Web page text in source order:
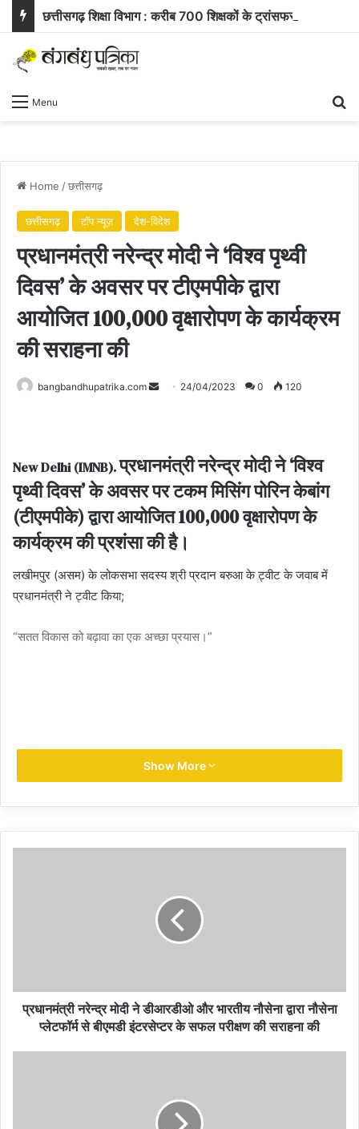
Menu
Home /छत्तीसगढ़
छत्तीसगढ़ टॉप न्यूज़ देश-विदेश
प्रधानमंत्री नरेन्द्र मोदी ने ‘विश्व पृथ्वी
दिवस’ के अवसर पर टीएमपीके द्वारा
आयोजित 100,000 वृक्षारोपण के कार्यक्रम
की सराहना की
bangbandhupatrika.com
Send 24/04/2023 0 120
New Delhi (IMNB).प्रधानमंत्री नरेन्द्र मोदी ने ‘विश्व
पृथ्वी दिवस’ के अवसर पर टकम मिसिंग पोरिन केबांग
(टीएमपीके) द्वारा आयोजित 100,000 वृक्षारोपण के
कार्यक्रम की प्रशंसा की है।
लखीमपुर (असम) के लोकसभा सदस्य श्री प्रदान बरुआ के ट्वीट के जवाब में
प्रधानमंत्री ने ट्वीट किया;
“सतत विकास को बढ़ावा का एक अच्छा प्रयास।”
****
000 वृक्षारोपण के कार्यक्रम की सराहना की
Prime Minister Narendra Modi lauds the
प्रधानमंत्री नरेन्द्र मोदी ने बाली में जी-20 शिखर सम्मेलन के
अवसर पर मैंग्रोव वनों का दौरा किया
Show More
प्रधानमंत्री नरेन्द्र मोदी ने डीआरडीओ और भारतीय नौसेना द्वारा नौसेना
प्लेटफॉर्म से बीएमडी इंटरसेप्टर के सफल परीक्षण की सराहना की